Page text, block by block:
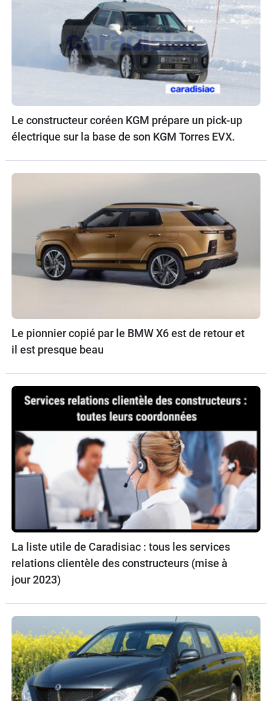
Le constructeur coréen KGM prépare un pick-up
électrique sur la base de son KGM Torres EVX.
Le pionnier copié par le BMW X6 est de retour et
il est presque beau
La liste utile de Caradisiac : tous les services
relations clientèle des constructeurs (mise à
jour 2023)